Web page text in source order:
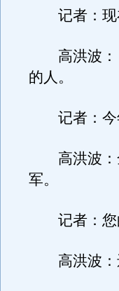
记者：现
高洪波：
的人。
记者：今
高洪波：
军。
记者：您
高洪波：